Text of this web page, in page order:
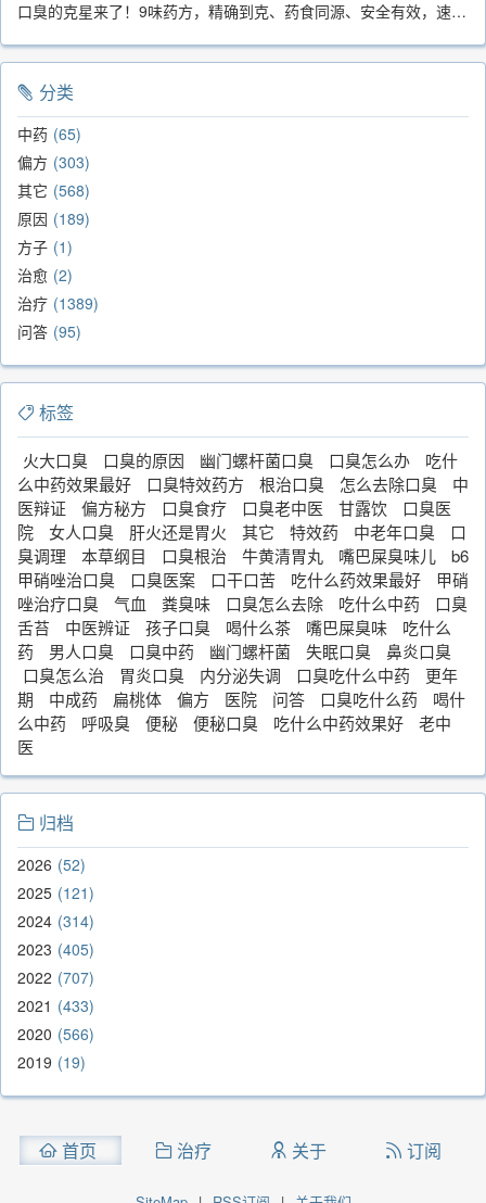
口臭的克星来了！9味药方，精确到克、药食同源、安全有效，速看！
分类
中药 65
偏方 303
其它 568
原因 189
方子 1
治愈 2
治疗 1389
问答 95
标签
火大口臭 口臭的原因 幽门螺杆菌口臭 口臭怎么办
吃什
么中药效果最好
口臭特效药方 根治口臭 怎么去除口臭
中
医辩证
偏方秘方 口臭食疗 口臭老中医 甘露饮
口臭医
院
女人口臭 肝火还是胃火 其它 特效药 中老年口臭
口
臭调理
本草纲目 口臭根治 牛黄清胃丸 嘴巴屎臭味儿
b6
甲硝唑治口臭
口臭医案 口干口苦 吃什么药效果最好
甲硝
唑治疗口臭
气血 粪臭味 口臭怎么去除 吃什么中药
口臭
舌苔
中医辨证 孩子口臭 喝什么茶 嘴巴屎臭味
吃什么
药
男人口臭 口臭中药 幽门螺杆菌 失眠口臭
鼻炎口臭
口臭怎么治
胃炎口臭 内分泌失调 口臭吃什么中药
更年
期
中成药 扁桃体 偏方 医院 问答 口臭吃什么药
喝什
么中药
呼吸臭 便秘 便秘口臭 吃什么中药效果好
老中
医
归档
2026 52
2025 121
2024 314
2023 405
2022 707
2021
433
2020 566
2019 19
首页 治疗 关于 订阅